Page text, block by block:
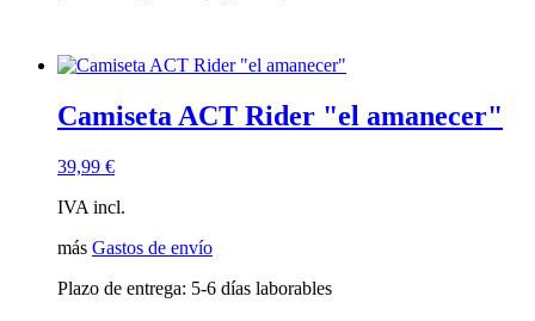
Camiseta ACT Rider "el amanecer"
39,99 €
IVA incl.
más Gastos de envío
Plazo de entrega: 5-6 días laborables